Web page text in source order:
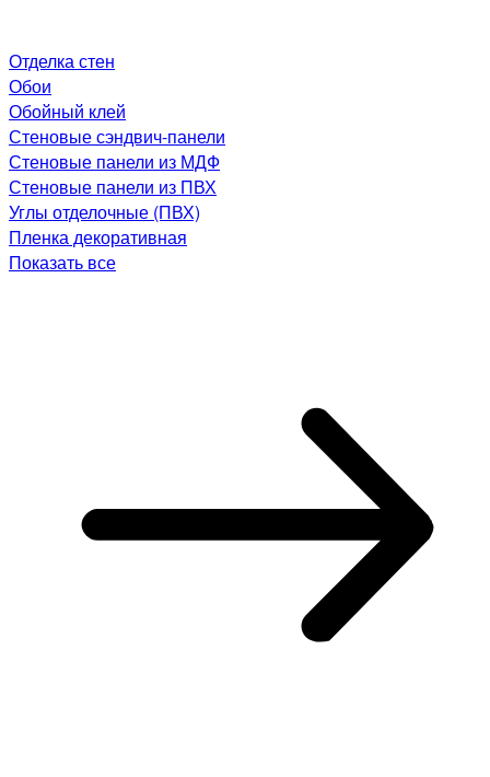
Отделка стен
Обои
Обойный клей
Стеновые сэндвич-панели
Стеновые панели из МДФ
Стеновые панели из ПВХ
Углы отделочные (ПВХ)
Пленка декоративная
Показать все